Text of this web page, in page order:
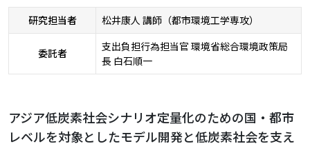
研究担当者 松井康人 講師（都市環境工学専攻）
委託者
支出負担行為担当官 環境省総合環境政策局
長 白石順一
アジア低炭素社会シナリオ定量化のための国・都市
レベルを対象としたモデル開発と低炭素社会を支え